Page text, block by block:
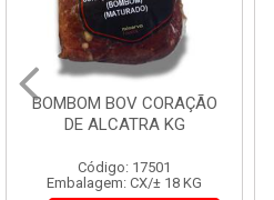
BOMBOM BOV CORAÇÃO
DE ALCATRA KG
Código: 17501
Embalagem: CX/± 18 KG